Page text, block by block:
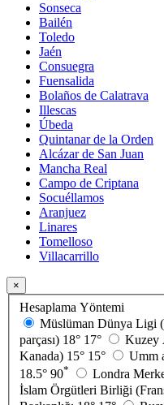
Sonseca
Bailén
Toledo
Jaén
Consuegra
Fuensalida
Bolaños de Calatrava
Illescas
Úbeda
Quintanar de la Orden
Alcázar de San Juan
Mancha Real
Campo de Criptana
Socuéllamos
Aranjuez
Linares
Tomelloso
Villacarrillo
×
Hesaplama Yöntemi
Müslüman Dünya Ligi
parçası) 18° 17°
Kuzey
Kanada) 15° 15°
Umm
18.5° 90* Londra
İslam Örgütleri Birliği